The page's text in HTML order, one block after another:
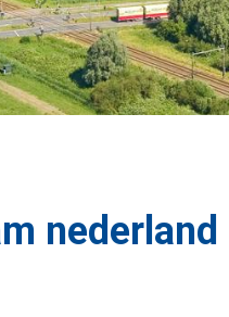
nederland